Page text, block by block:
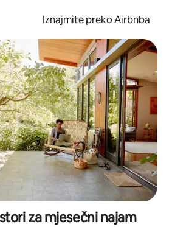
Iznajmite preko Airbnba
za mjesečni najam